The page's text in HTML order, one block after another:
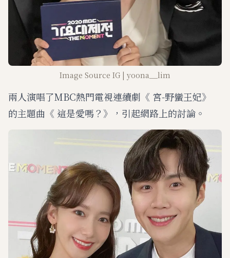
Image Source IG | yoona__lim
兩人演唱了MBC熱門電視連續劇《 宮-野蠻王妃》
的主題曲《 這是愛嗎？》，引起網路上的討論。